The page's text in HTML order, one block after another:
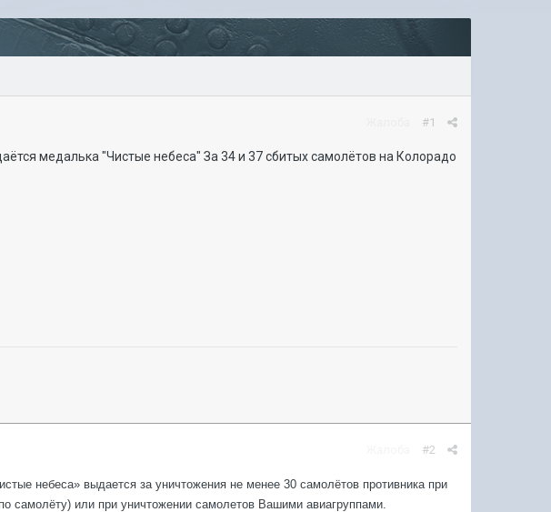
#1
медалька "Чистые небеса" За 34 и 37 сбитых самолётов на Колорадо
#2
небеса» выдается за уничтожения не менее 30 самолётов противника при
самолёту) или при уничтожении самолетов Вашими авиагруппами.